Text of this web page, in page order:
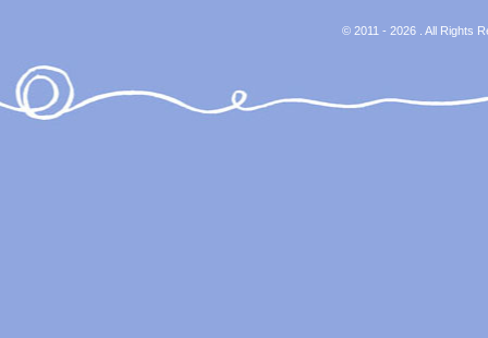
© 2011 - 2026 . All Rights